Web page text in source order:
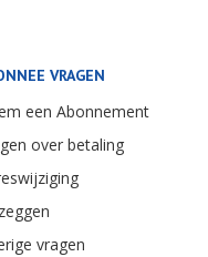
VRAGEN
een Abonnement
over betaling
vragen